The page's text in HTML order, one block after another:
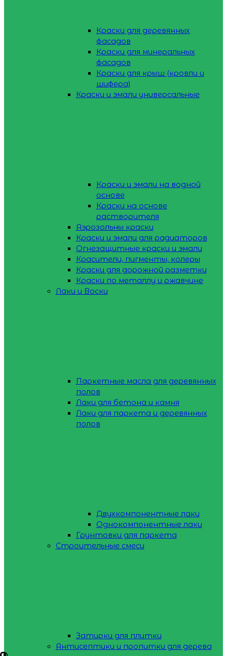
Краски для деревянных
фасадов
Краски для минеральных
фасадов
Краски для крыш (кровли и
шифера)
Краски и эмали универсальные
Краски и эмали на водной
основе
Краски на основе
растворителя
Аэрозольны краски
Краски и эмали для радиаторов
Огнезащитные краски и эмали
Красители, пигменты, колеры
Краски для дорожной разметки
Краски по металлу и ржавчине
Лаки и Воски
Паркетные масла для деревянных
полов
Лаки для бетона и камня
Лаки для паркета и деревянных
полов
Двухкомпонентные лаки
Однокомпонентные лаки
Грунтовки для паркета
Строительные смеси
Затирки для плитки
Антисептики и пропитки для дерева